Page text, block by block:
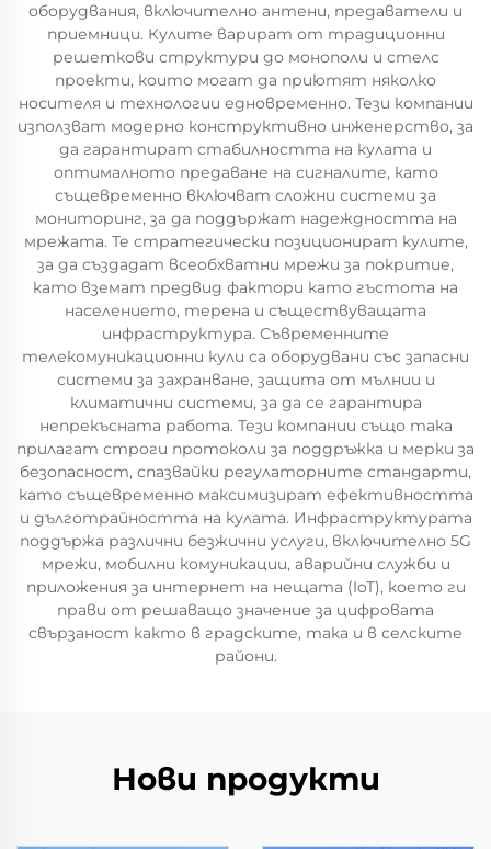
оборудвания, включително антени, предаватели и
приемници. Кулите варират от традиционни
решеткови структури до монополи и стелс
проекти, които могат да приютят няколко
носителя и технологии едновременно. Тези компании
използват модерно конструктивно инженерство, за
да гарантират стабилността на кулата и
оптималното предаване на сигналите, като
същевременно включват сложни системи за
мониторинг, за да поддържат надеждността на
мрежата. Те стратегически позиционират кулите,
за да създадат всеобхватни мрежи за покритие,
като вземат предвид фактори като гъстота на
населението, терена и съществуващата
инфраструктура. Съвременните
телекомуникационни кули са оборудвани със запасни
системи за захранване, защита от мълнии и
климатични системи, за да се гарантира
непрекъсната работа. Тези компании също така
прилагат строги протоколи за поддръжка и мерки за
безопасност, спазвайки регулаторните стандарти,
като същевременно максимизират ефективността
и дълготрайността на кулата. Инфраструктурата
поддържа различни безжични услуги, включително 5G
мрежи, мобилни комуникации, аварийни служби и
приложения за интернет на нещата (IoT), което ги
прави от решаващо значение за цифровата
свързаност както в градските, така и в селските
райони.
Нови продукти